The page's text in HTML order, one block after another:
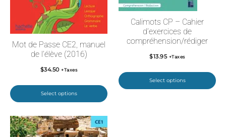
Mot de Passe CE2, manuel
de l’élève (2016)
$34.50 +Taxes
Select options
Calimots CP – Cahier
d’exercices de
compréhension/rédiger
$13.95 +Taxes
Select options